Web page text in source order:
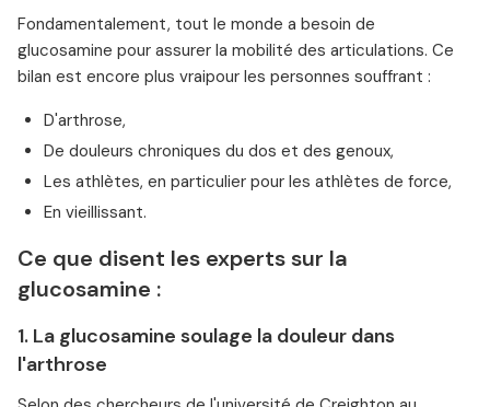
Fondamentalement, tout le monde a besoin de
glucosamine pour assurer la mobilité des articulations. Ce
bilan est encore plus vraipour les personnes souffrant :
D'arthrose,
De douleurs chroniques du dos et des genoux,
Les athlètes, en particulier pour les athlètes de force,
En vieillissant.
Ce que disent les experts sur la
glucosamine :
1. La glucosamine soulage la douleur dans
l'arthrose